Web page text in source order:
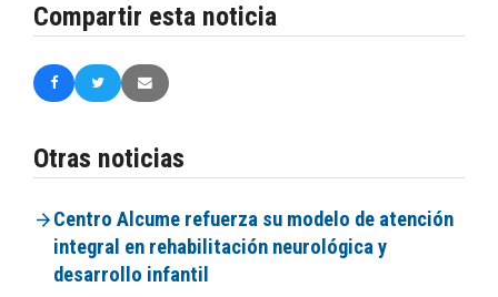
Compartir esta noticia
Otras noticias
Centro Alcume refuerza su modelo de atención
integral en rehabilitación neurológica y
desarrollo infantil